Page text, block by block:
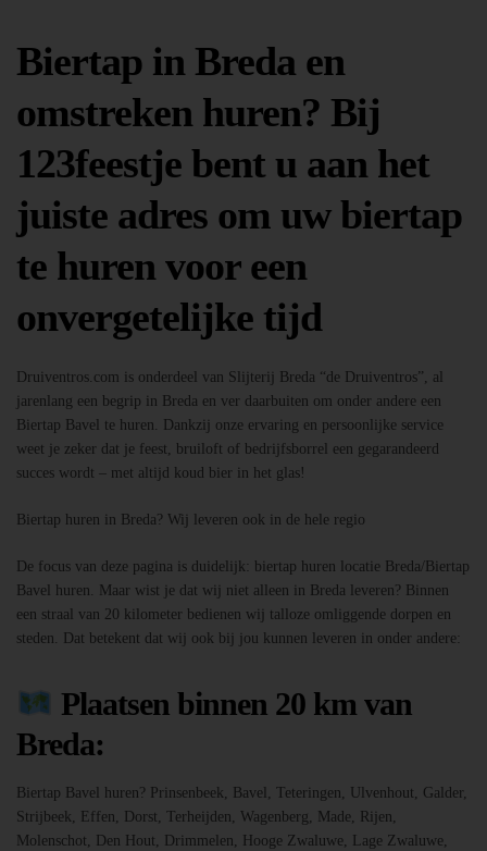
Biertap in Breda en
omstreken huren? Bij
123feestje bent u aan het
juiste adres om uw biertap
te huren voor een
onvergetelijke tijd
Druiventros.com is onderdeel van Slijterij Breda “de Druiventros”, al
jarenlang een begrip in Breda en ver daarbuiten om onder andere een
Biertap Bavel te huren. Dankzij onze ervaring en persoonlijke service
weet je zeker dat je feest, bruiloft of bedrijfsborrel een gegarandeerd
succes wordt – met altijd koud bier in het glas!
Biertap huren in Breda? Wij leveren ook in de hele regio
De focus van deze pagina is duidelijk: biertap huren locatie Breda/Biertap
Bavel huren. Maar wist je dat wij niet alleen in Breda leveren? Binnen
een straal van 20 kilometer bedienen wij talloze omliggende dorpen en
steden. Dat betekent dat wij ook bij jou kunnen leveren in onder andere:
Plaatsen binnen 20 km van
Breda:
Biertap Bavel huren? Prinsenbeek, Bavel, Teteringen, Ulvenhout, Galder,
Strijbeek, Effen, Dorst, Terheijden, Wagenberg, Made, Rijen,
Molenschot, Den Hout, Drimmelen, Hooge Zwaluwe, Lage Zwaluwe,